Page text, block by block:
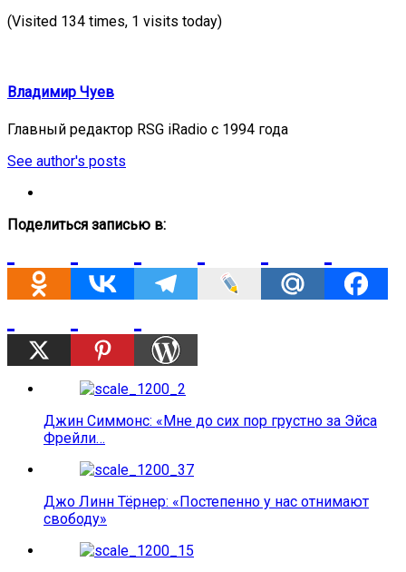
(Visited 134 times, 1 visits today)
Владимир Чуев
Главный редактор RSG iRadio с 1994 года
See author's posts
Поделиться записью в:
Джин Симмонс: «Мне до сих пор грустно за Эйса
Фрейли…
Джо Линн Тёрнер: «Постепенно у нас отнимают
свободу»